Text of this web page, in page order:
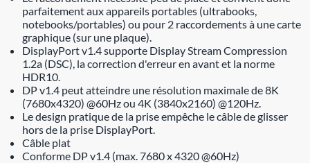
parfaitement aux appareils portables (ultrabooks,
notebooks/portables) ou pour 2 raccordements à une carte
graphique (sur une plaque).
DisplayPort v1.4 supporte Display Stream Compression
1.2a (DSC), la correction d'erreur en avant et la norme
HDR10.
DP v1.4 peut atteindre une résolution maximale de 8K
(7680x4320) @60Hz ou 4K (3840x2160) @120Hz.
Le design pratique de la prise empêche le câble de glisser
hors de la prise DisplayPort.
Câble plat
Conforme DP v1.4 (max. 7680 x 4320 @60Hz)